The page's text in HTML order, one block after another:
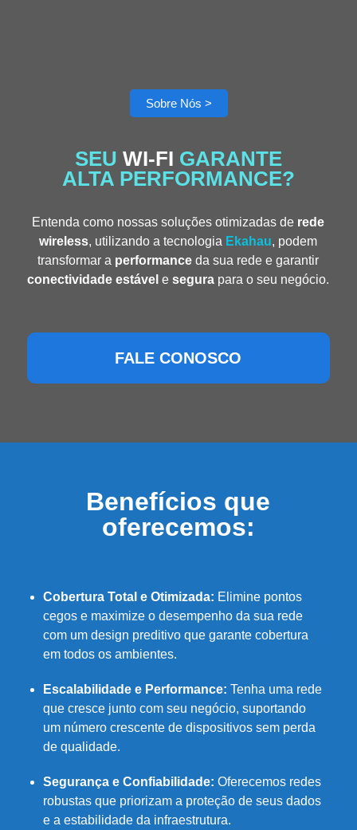
Sobre Nós >
SEU WI-FI GARANTE
ALTA PERFORMANCE?
Entenda como nossas soluções otimizadas de rede
wireless, utilizando a tecnologia Ekahau, podem
transformar a performance da sua rede e garantir
conectividade estável esegura para o seu negócio.
FALE CONOSCO
Benefícios que
oferecemos:
Cobertura Total e Otimizada: Elimine pontos
cegos e maximize o desempenho da sua rede
com um design preditivo que garante cobertura
em todos os ambientes.
Escalabilidade e Performance: Tenha uma rede
que cresce junto com seu negócio, suportando
um número crescente de dispositivos sem perda
de qualidade.
Segurança e Confiabilidade: Oferecemos redes
robustas que priorizam a proteção de seus dados
e a estabilidade da infraestrutura.